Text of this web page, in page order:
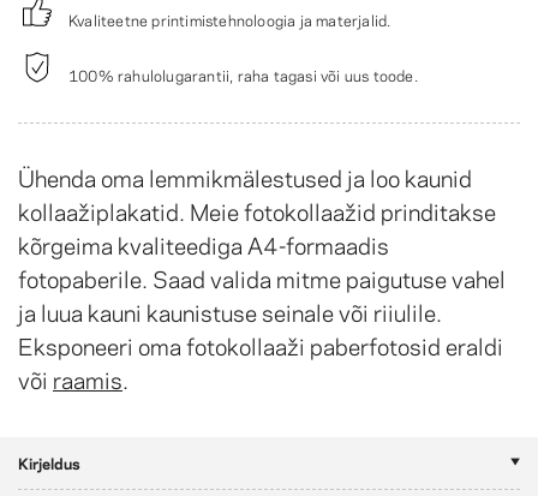
Ühenda oma lemmikmälestused ja loo kaunid
kollaažiplakatid. Meie fotokollaažid prinditakse
kõrgeima kvaliteediga A4-formaadis
fotopaberile. Saad valida mitme paigutuse vahel
ja luua kauni kaunistuse seinale või riiulile.
Eksponeeri oma fotokollaaži paberfotosid eraldi
või raamis
Kvaliteetne printimistehnoloogia ja materjalid.
100% rahulolugarantii, raha tagasi või uus toode.
Kirjeldus